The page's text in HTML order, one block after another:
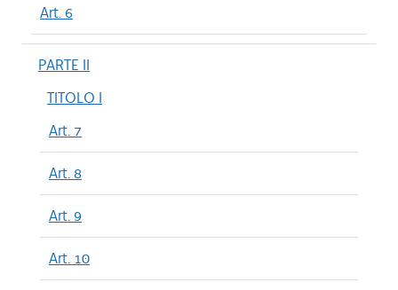
Art. 6
PARTE II
TITOLO I
Art. 7
Art. 8
Art. 9
Art. 10